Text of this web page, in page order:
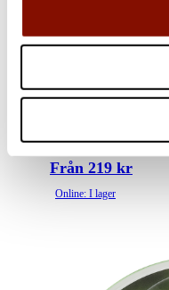
SpiderWire
Flera varianter
Från 219 kr
Online: I lager